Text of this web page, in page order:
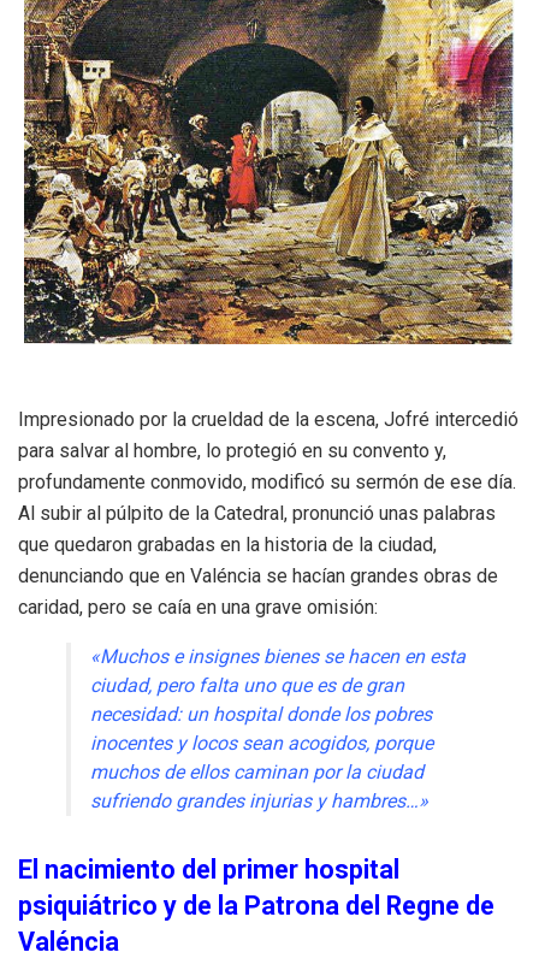
Impresionado por la crueldad de la escena, Jofré intercedió
para salvar al hombre, lo protegió en su convento y,
profundamente conmovido, modificó su sermón de ese día.
Al subir al púlpito de la Catedral, pronunció unas palabras
que quedaron grabadas en la historia de la ciudad,
denunciando que en Valéncia se hacían grandes obras de
caridad, pero se caía en una grave omisión:
«Muchos e insignes bienes se hacen en esta
ciudad, pero falta uno que es de gran
necesidad: un hospital donde los pobres
inocentes y locos sean acogidos, porque
muchos de ellos caminan por la ciudad
sufriendo grandes injurias y hambres…»
El nacimiento del primer hospital
psiquiátrico y de la Patrona del Regne de
Valéncia